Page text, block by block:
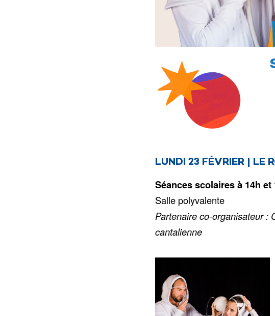
LUNDI 23 FÉVRIER | LE
Séances scolaires à 14h et
Salle polyvalente
Partenaire co-organisateur :
cantalienne